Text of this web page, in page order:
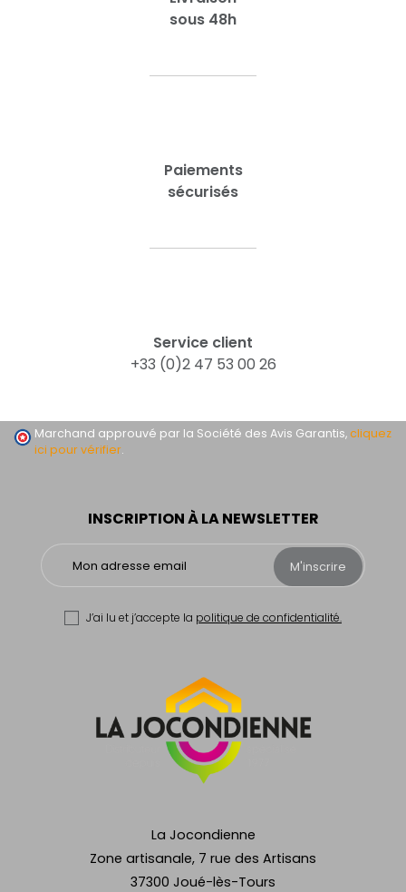
sous 48h
Paiements
sécurisés
Service client
+33 (0)2 47 53 00 26
La Jocondienne
Zone artisanale, 7 rue des Artisans
37300 Joué-lès-Tours
INSCRIPTION À LA NEWSLETTER
M'inscrire
J’ai lu et j’accepte la politique de confidentialité.
Marchand approuvé par la Société des Avis Garantis,cliquez
ici pour vérifier.